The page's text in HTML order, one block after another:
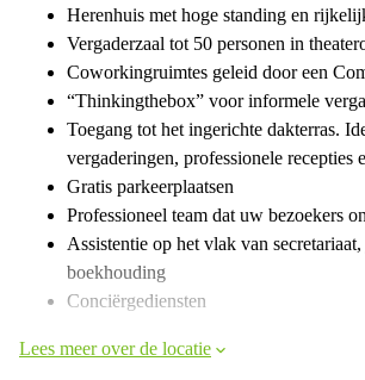
Herenhuis met hoge standing en
Vergaderzaal tot 50 personen in
Coworkingruimtes geleid door een
“Thinkingthebox” voor informele
Toegang tot het ingerichte dakterras.
vergaderingen, professionele recepties
Gratis parkeerplaatsen
Professioneel team dat uw bezoekers
Assistentie op het vlak van
boekhouding
Conciërgediensten
Lees meer over de locatie